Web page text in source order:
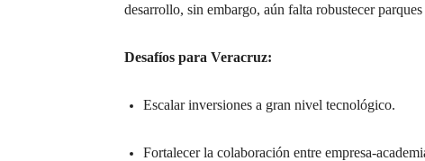
desarrollo, sin embargo, aún falta robustecer
Desafíos para Veracruz:
Escalar inversiones a gran nivel tecnológico.
Fortalecer la colaboración entre empresa-